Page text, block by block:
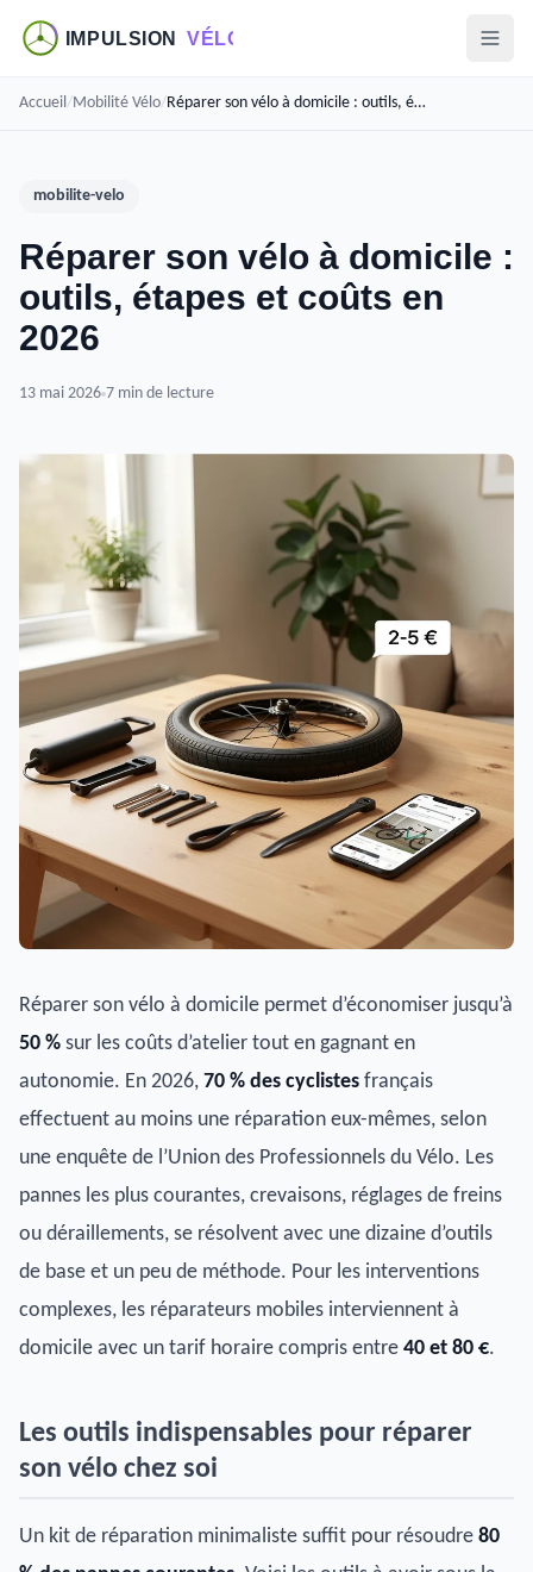
Accueil/Mobilité Vélo/ Réparer son vélo à domicile : outils, étapes et coûts en 2026
mobilite-velo
Réparer son vélo à domicile :
outils, étapes et coûts en
2026
13 mai 2026 7 min de lecture
Réparer son vélo à domicile permet d’économiser jusqu’à
50 % sur les coûts d’atelier tout en gagnant en
autonomie. En 2026, 70 % des cyclistes français
effectuent au moins une réparation eux-mêmes, selon
une enquête de l’Union des Professionnels du Vélo. Les
pannes les plus courantes, crevaisons, réglages de freins
ou déraillements, se résolvent avec une dizaine d’outils
de base et un peu de méthode. Pour les interventions
complexes, les réparateurs mobiles interviennent à
domicile avec un tarif horaire compris entre 40 et 80 €.
Les outils indispensables pour réparer
son vélo chez soi
Un kit de réparation minimaliste suffit pour résoudre 80